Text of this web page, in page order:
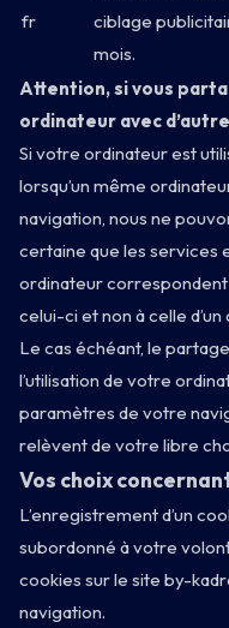
fr
ciblage
mois.
Attention, si vous
ordinateur avec
Si votre ordinateur est
lorsqu’un même
navigation, nous ne
certaine que les services
ordinateur
celui-ci et non à celle
Le cas échéant, le
l’utilisation de votre
paramètres de votre
relèvent de votre libre
Vos choix
L’enregistrement d’un
subordonné à votre
cookies sur le site by-
navigation.